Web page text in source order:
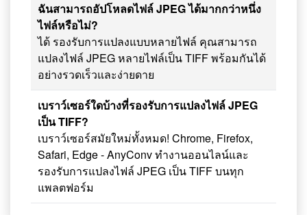
ฉันสามารถอัปโหลดไฟล์ JPEG ได้มากกว่าหนึ่ง
ไฟล์หรือไม่?
ได้ รองรับการแปลงแบบหลายไฟล์ คุณสามารถ
แปลงไฟล์ JPEG หลายไฟล์เป็น TIFF พร้อมกันได้
อย่างรวดเร็วและง่ายดาย
เบราว์เซอร์ใดบ้างที่รองรับการแปลงไฟล์ JPEG
เป็น TIFF?
เบราว์เซอร์สมัยใหม่ทั้งหมด! Chrome, Firefox,
Safari, Edge - AnyConv ทำงานออนไลน์และ
รองรับการแปลงไฟล์ JPEG เป็น TIFF บนทุก
แพลตฟอร์ม